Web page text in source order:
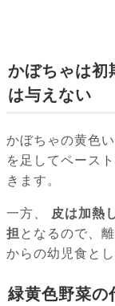
かぼちゃは初
は与えない
かぼちゃの黄色
を足してペース
きます。
一方、
皮は加熱
担 となるので、
からの幼児食と
緑黄色野菜の